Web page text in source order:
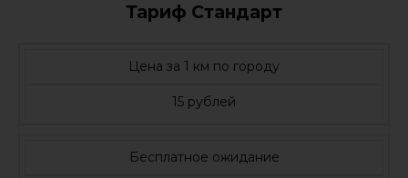
Тариф Стандарт
Цена за 1 км по городу
15 рублей
Бесплатное ожидание